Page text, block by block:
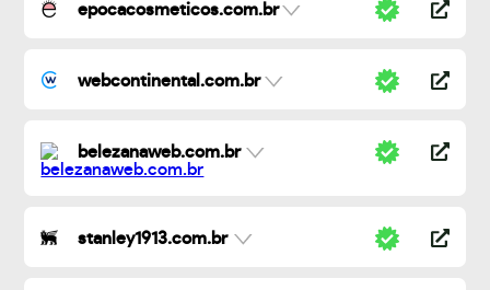
epocacosmeticos.com.br
webcontinental.com.br
belezanaweb.com.br
stanley1913.com.br